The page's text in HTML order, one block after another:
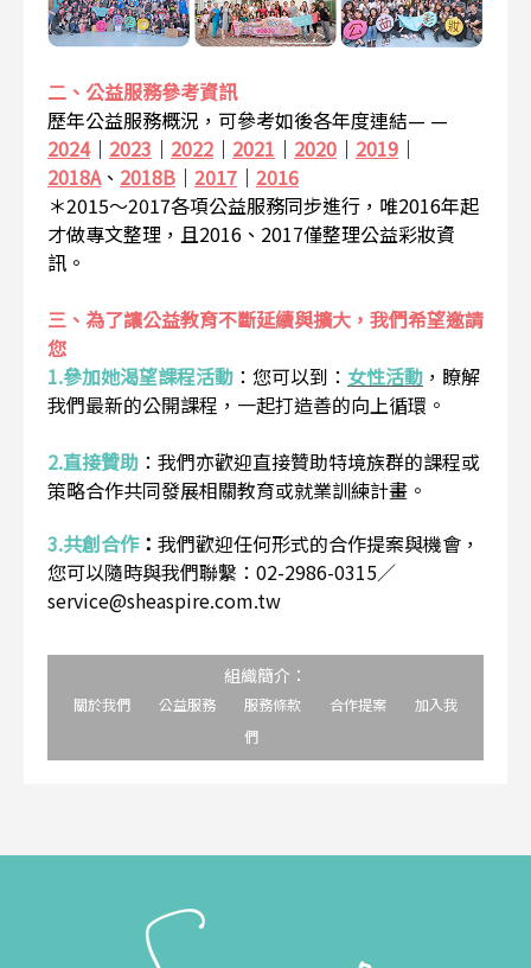
二、公益服務參考資訊
歷年公益服務概況，可參考如後各年度連結— —
2024｜ 2023 ｜ 2022 ｜ 2021 ｜ 2020 ｜ 2019 ｜
2018A、 2018B ｜ 2017 ｜ 2016
＊2015～2017各項公益服務同步進行，唯2016年起
才做專文整理，且2016、2017僅整理公益彩妝資
訊。
三、為了讓公益教育不斷延續與擴大，我們希望邀請
您
1.參加她渴望課程活動 ： 您可以到： 女性活動 ，瞭解
我們最新的公開課程，一起打造善的向上循環。
2.直接贊助 ： 我們亦歡迎直接贊助特境族群的課程或
策略合作共同發展相關教育或就業訓練計畫。
3.共創合作： 我們歡迎任何形式的合作提案與機會，
您可以隨時與我們聯繫：02-2986-0315／
service@sheaspire.com.tw
組織簡介：
關於我們 公益服務 服務條款 合作提案
加入我
們